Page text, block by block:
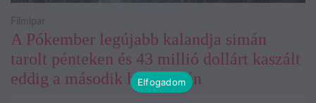
A Pókember legújabb kalandja simán
tarolt pénteken és 43 millió dollárt kaszált
eddig a második hétvégéjén
Filmipar
Elfogadom